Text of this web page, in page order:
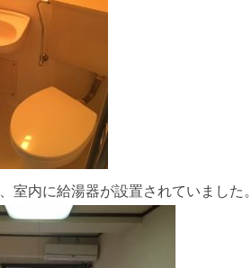
室内に給湯器が設置されていました。